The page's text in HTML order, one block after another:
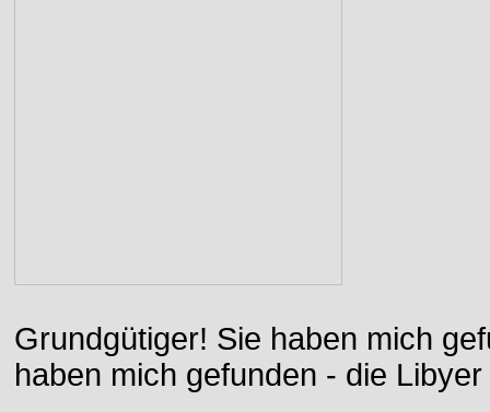
Grundgütiger! Sie haben mich
haben mich gefunden - die